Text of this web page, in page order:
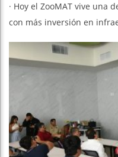
· Hoy el ZooMAT vive una
con más inversión en